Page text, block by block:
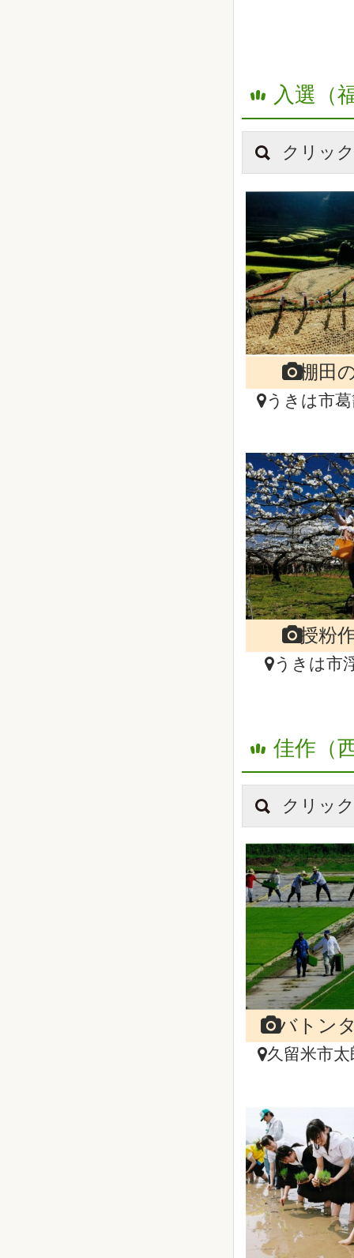
入選（
クリッ
棚田
うきは市葛
授粉
うきは市
佳作（
クリッ
バトン
久留米市太